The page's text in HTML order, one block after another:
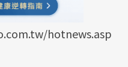
hotnews.asp